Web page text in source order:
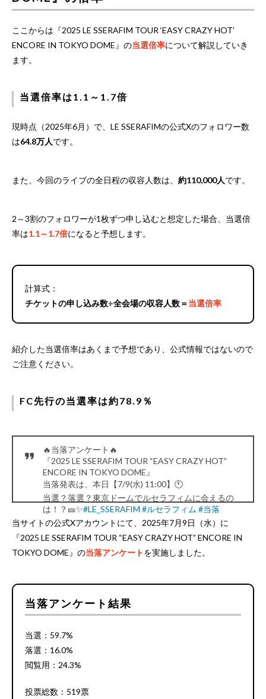
ここからは『2025 LE SSERAFIM TOUR ‘EASY CRAZY HOT’
ENCORE IN TOKYO DOME』の当選倍率について解説していき
ます。
当選倍率は1.1～1.7倍
現時点（2025年6月）で、LE SSERAFIMの公式Xのフォロワー数
は64.8万人です。
また、今回のライブの全日程の収容人数は、 約110,000人です。
2～3割のフォロワーが1枚ずつ申し込むと想定した場合、当選倍
率は1.1～1.7倍になると予想します。
計算式：
チケットの申し込み数÷全会場の収容人数＝当選倍率
紹介した当選倍率はあくまで予想であり、公式情報ではないので
ご注意ください。
FC先行の当選率は約78.9％
🔥当落アンケート🔥
『2025 LE SSERAFIM TOUR “EASY CRAZY HOT”
ENCORE IN TOKYO DOME』
当落発表は、本日【7/9(水) 11:00】🕚
当選？落選？東京ドームでルセラフィムに会えるの
は！？🎫✨#LE_SSERAFIM #ルセラフィム #当落
👉ライブの詳細記事はリプライにて📝
— チケットフェスタ (@ticket_festa) July 9, 2025
当サイトの公式Xアカウントにて、2025年7月9日（水）に
『2025 LE SSERAFIM TOUR “EASY CRAZY HOT” ENCORE IN
TOKYO DOME』の当落アンケートを実施しました。
当落アンケート結果
当選：59.7%
落選：16.0%
閲覧用：24.3%
投票総数：519票